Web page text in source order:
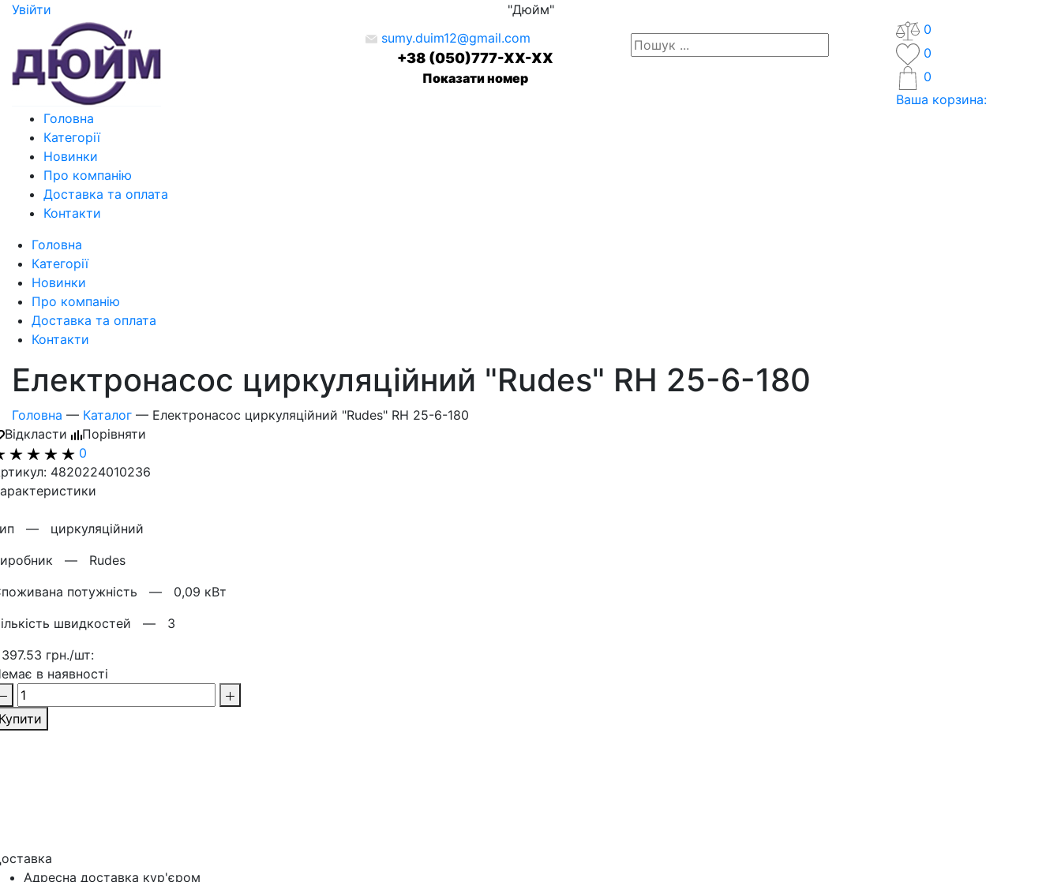
Увiйти
"Дюйм"
sumy.duim12@gmail.com
+38 (050)777-XX-XX
Показати номер
0
0
0
Ваша корзина:
Головна
Категорії
Новинки
Про компанію
Доставка та оплата
Контакти
Головна
Категорії
Новинки
Про компанію
Доставка та оплата
Контакти
Електронасос циркуляційний "Rudes" RH 25-6-180
Головна — Каталог — Електронасос циркуляційний "Rudes" RH 25-6-180
Відкласти
Порівняти
0
4820224010236
— циркуляційний
— Rudes
потужність — 0,09 кВт
швидкостей — 3
397.53 грн./шт:
в наявності
Адресна доставка кур'‎єром